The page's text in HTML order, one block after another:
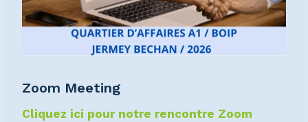
Zoom Meeting
Cliquez ici pour notre rencontre Zoom